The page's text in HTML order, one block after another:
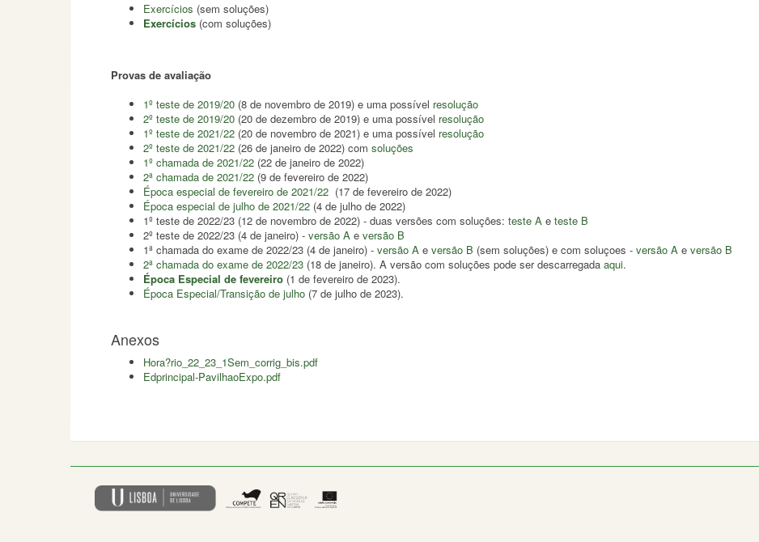
Exercícios (sem soluções)
Exercícios (com soluções)
Provas de avaliação
1º teste de 2019/20 (8 de novembro de 2019) e uma possível resolução
2º teste de 2019/20 (20 de dezembro de 2019) e uma possível resolução
1º teste de 2021/22 (20 de novembro de 2021) e uma possível resolução
2º teste de 2021/22 (26 de janeiro de 2022) com soluções
1º chamada de 2021/22 (22 de janeiro de 2022)
2ª chamada de 2021/22 (9 de fevereiro de 2022)
Época especial de fevereiro de 2021/22 (17 de fevereiro de 2022)
Época especial de julho de 2021/22 (4 de julho de 2022)
1º teste de 2022/23 (12 de novembro de 2022) - duas versões com soluções: teste A e teste B
2º teste de 2022/23 (4 de janeiro) - versão A e versão B
1ª chamada do exame de 2022/23 (4 de janeiro) - versão A e versão B (sem soluções) e com soluçoes - versão A e versão B
2ª chamada do exame de 2022/23 (18 de janeiro). A versão com soluções pode ser descarregada aqui.
Época Especial de fevereiro (1 de fevereiro de 2023).
Época Especial/Transição de julho (7 de julho de 2023).
Anexos
Hora?rio_22_23_1Sem_corrig_bis.pdf
Edprincipal-PavilhaoExpo.pdf